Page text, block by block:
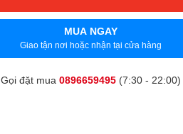
MUA NGAY
Giao tận nơi hoặc nhận tại cửa hàng
Gọi đặt mua 0896659495(7:30 - 22:00)